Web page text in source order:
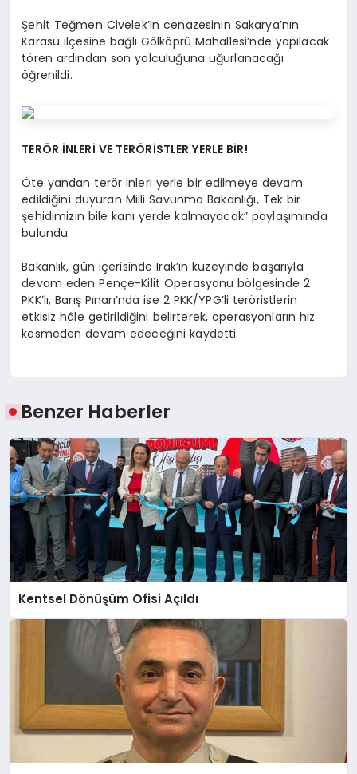
Şehit Teğmen Civelek’in cenazesinin Sakarya’nın
Karasu ilçesine bağlı Gölköprü Mahallesi’nde yapılacak
tören ardından son yolculuğuna uğurlanacağı
öğrenildi.
TERÖR İNLERİ VE TERÖRİSTLER YERLE BİR!
Öte yandan terör inleri yerle bir edilmeye devam
edildiğini duyuran Milli Savunma Bakanlığı, Tek bir
şehidimizin bile kanı yerde kalmayacak” paylaşımında
bulundu.
Bakanlık, gün içerisinde Irak’ın kuzeyinde başarıyla
devam eden Pençe-Kilit Operasyonu bölgesinde 2
PKK’lı, Barış Pınarı’nda ise 2 PKK/YPG’li teröristlerin
etkisiz hâle getirildiğini belirterek, operasyonların hız
kesmeden devam edeceğini kaydetti.
Benzer Haberler
Kentsel Dönüşüm Ofisi Açıldı